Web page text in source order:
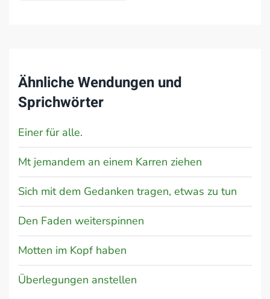
Ähnliche Wendungen und
Sprichwörter
Einer für alle.
Mt jemandem an einem Karren ziehen
Sich mit dem Gedanken tragen, etwas zu tun
Den Faden weiterspinnen
Motten im Kopf haben
Überlegungen anstellen